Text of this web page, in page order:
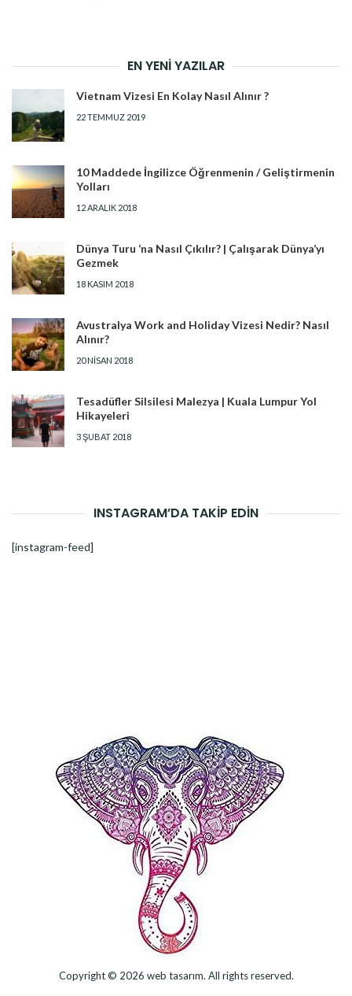
EN YENI YAZILAR
Vietnam Vizesi En Kolay Nasıl Alınır ?
22 TEMMUZ 2019
10 Maddede İngilizce Öğrenmenin / Geliştirmenin
Yolları
12 ARALIK 2018
Dünya Turu ‘na Nasıl Çıkılır? | Çalışarak Dünya’yı
Gezmek
18 KASIM 2018
Avustralya Work and Holiday Vizesi Nedir? Nasıl
Alınır?
20 NISAN 2018
Tesadüfler Silsilesi Malezya | Kuala Lumpur Yol
Hikayeleri
3 ŞUBAT 2018
INSTAGRAM’DA TAKİP EDİN
[instagram-feed]
Copyright © 2026 web tasarım. All rights reserved.